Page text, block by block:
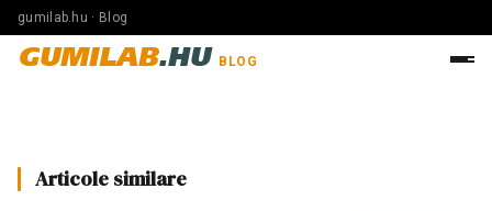
gumilab.hu · Blog
GUMILAB.HU BLOG
Articole similare